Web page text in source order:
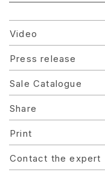
Video
Press release
Sale Catalogue
Share
Print
Contact the expert